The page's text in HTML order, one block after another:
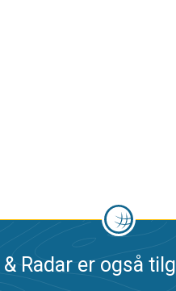
& Radar er også